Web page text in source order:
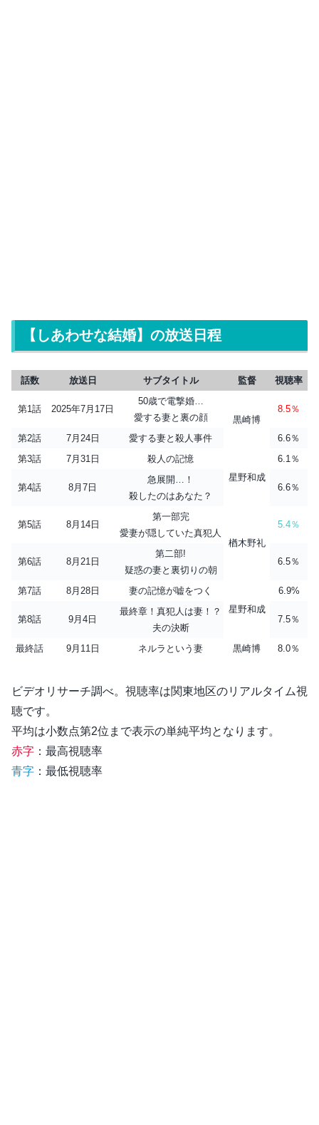
【しあわせな結婚】の放送日程
話数 放送日 サブタイトル 監督 視聴率
第1話 2025年7月17日
50歳で電撃婚…
愛する妻と裏の顔
黒崎博
8.5％
第2話 7月24日 愛する妻と殺人事件
6.6％
第3話
7月31日
殺人の記憶
星野和成
6.1％
第4話 8月7日
急展開…！
殺したのはあなた？
6.6％
第5話 8月14日
第一部完
愛妻が隠していた真犯人
楢木野礼
5.4％
第6話 8月21日
第二部!
疑惑の妻と裏切りの朝
6.5％
第7話 8月28日
妻の記憶が嘘をつく
星野和成
6.9%
第8話 9月4日
最終章！真犯人は妻！？
夫の決断
7.5％
最終話 9月11日 ネルラという妻 黒崎博 8.0％
ビデオリサーチ調べ。視聴率は関東地区のリアルタイム視
聴です。
平均は小数点第2位まで表示の単純平均となります。
赤字 ：最高視聴率
青字 ：最低視聴率